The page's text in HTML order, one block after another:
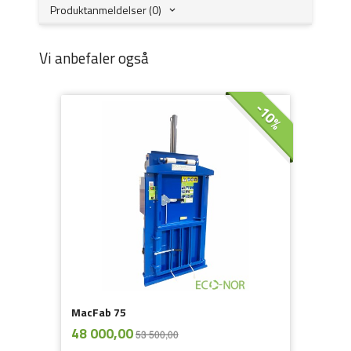
Produktanmeldelser (0)
Vi anbefaler også
MacFab 75
Tilbud
48 000,0053 500,00
-10%
mva.